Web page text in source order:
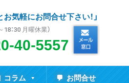
お気軽にお問合せ下さい！」
18：30 月曜休業）
40-5557
コラム お問合せ